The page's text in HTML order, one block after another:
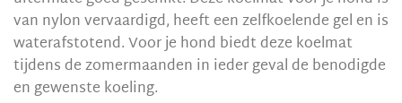
van nylon vervaardigd, heeft een zelfkoelende gel en is
waterafstotend. Voor je hond biedt deze koelmat
tijdens de zomermaanden in ieder geval de benodigde
en gewenste koeling.